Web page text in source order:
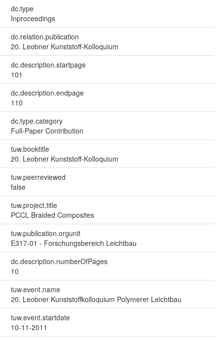
dc.type
Inproceedings
dc.relation.publication
20. Leobner Kunststoff-Kolloquium
dc.description.startpage
101
dc.description.endpage
110
dc.type.category
Full-Paper Contribution
tuw.booktitle
20. Leobner Kunststoff-Kolloquium
tuw.peerreviewed
false
tuw.project.title
PCCL Braided Composites
tuw.publication.orgunit
E317-01 - Forschungsbereich Leichtbau
dc.description.numberOfPages
10
tuw.event.name
20. Leobner Kunststoffkolloquium Polymerer Leichtbau
tuw.event.startdate
10-11-2011